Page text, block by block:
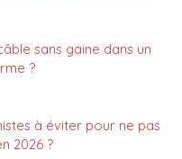
sans gaine dans un
?
à éviter pour ne pas
2026 ?